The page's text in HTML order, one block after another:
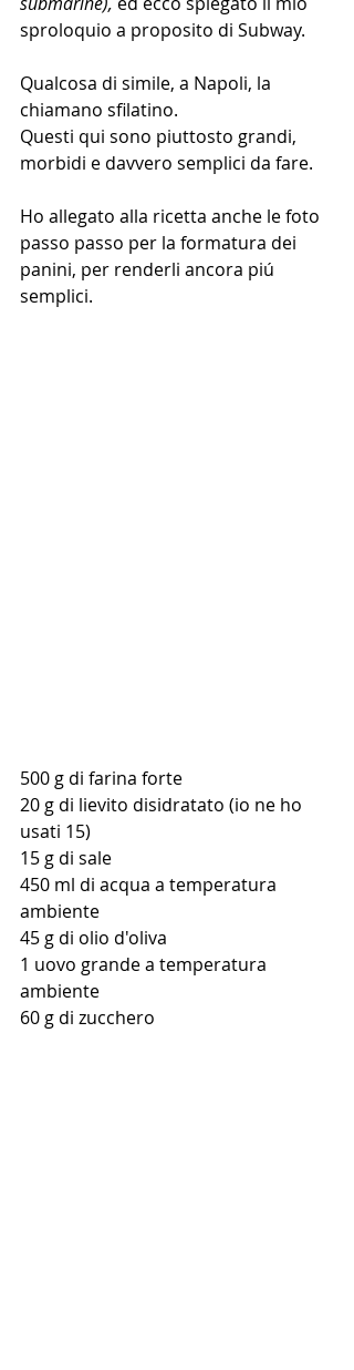
sproloquio a proposito di Subway.
Qualcosa di simile, a Napoli, la
chiamano sfilatino.
Questi qui sono piuttosto grandi,
morbidi e davvero semplici da fare.
Ho allegato alla ricetta anche le foto
passo passo per la formatura dei
panini, per renderli ancora piú
semplici.
500 g di farina forte
20 g di lievito disidratato (io ne ho
usati 15)
15 g di sale
450 ml di acqua a temperatura
ambiente
45 g di olio d'oliva
1 uovo grande a temperatura
ambiente
60 g di zucchero